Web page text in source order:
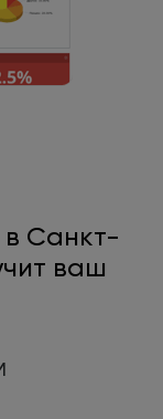
в Санкт-
ваш